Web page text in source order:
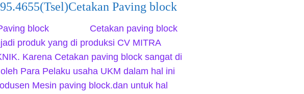
Paving block
Paving block Cetakan paving block
produk yang di produksi CV MITRA
Karena Cetakan paving block sangat di
Para Pelaku usaha UKM dalam hal ini
Mesin paving block.dan untuk hal